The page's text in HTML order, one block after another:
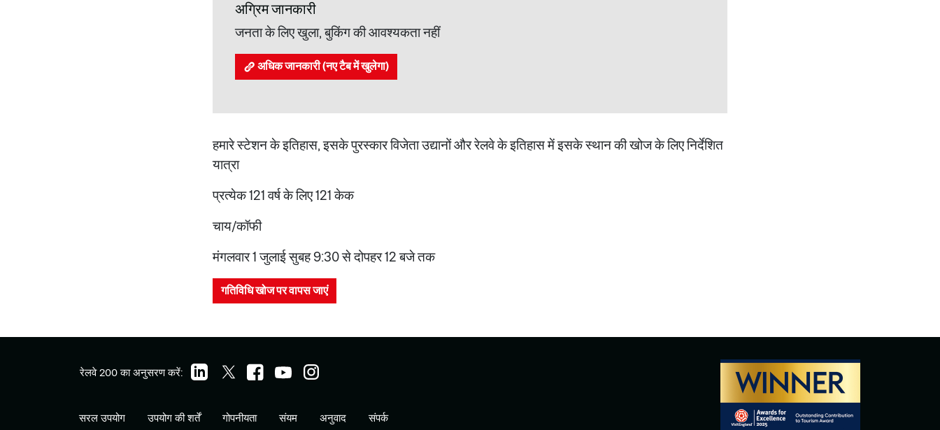
अग्रिम जानकारी
जनता के लिए खुला, बुकिंग की आवश्यकता नहीं
अधिक जानकारी (नए टैब में खुलेगा)
हमारे स्टेशन के इतिहास, इसके पुरस्कार विजेता उद्यानों और रेलवे के इतिहास में इसके स्थान की खोज के लिए निर्देशित
यात्रा
प्रत्येक 121 वर्ष के लिए 121 केक
चाय/कॉफी
मंगलवार 1 जुलाई सुबह 9:30 से दोपहर 12 बजे तक
गतिविधि खोज पर वापस जाएं
रेलवे 200 का अनुसरण करें:
सरल उपयोग उपयोग की शर्तें गोपनीयता संयम अनुवाद संपर्क